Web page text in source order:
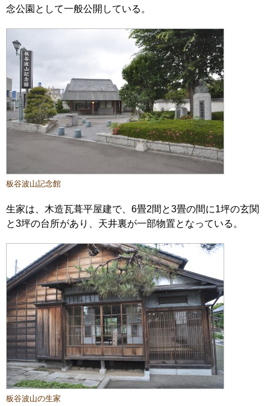
念公園として一般公開している。
板谷波山記念館
生家は、木造瓦葺平屋建で、6畳2間と3畳の間に1坪の玄関
と3坪の台所があり、天井裏が一部物置となっている。
板谷波山の生家